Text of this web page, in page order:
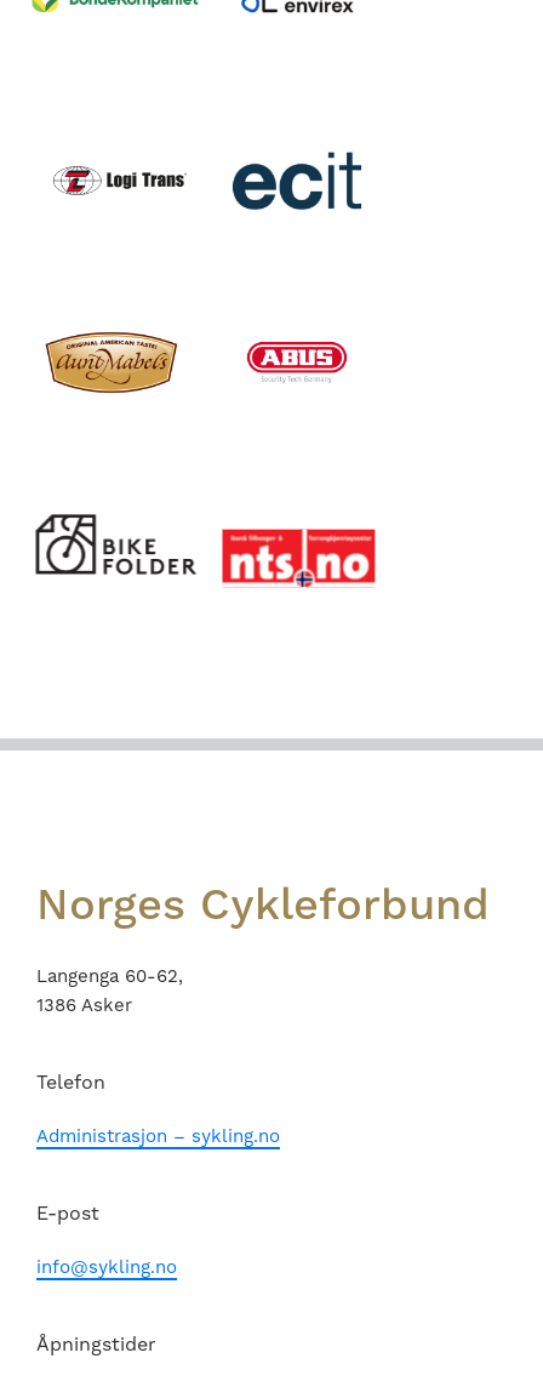
Footer
Norges Cykleforbund
Langenga 60-62,
1386 Asker
Telefon
Administrasjon – sykling.no
E-post
info@sykling.no
Åpningstider